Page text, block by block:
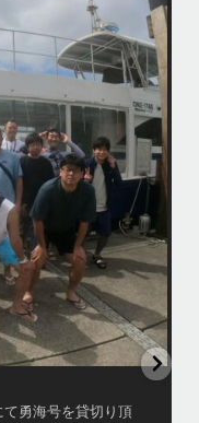
チングツアーは3/31で終
ーターでラストウォッチ
有難い事にダイビング船
する事ができました
て間も無い子クジラと母ク
でしたよ〜
ォッチングツアーへ